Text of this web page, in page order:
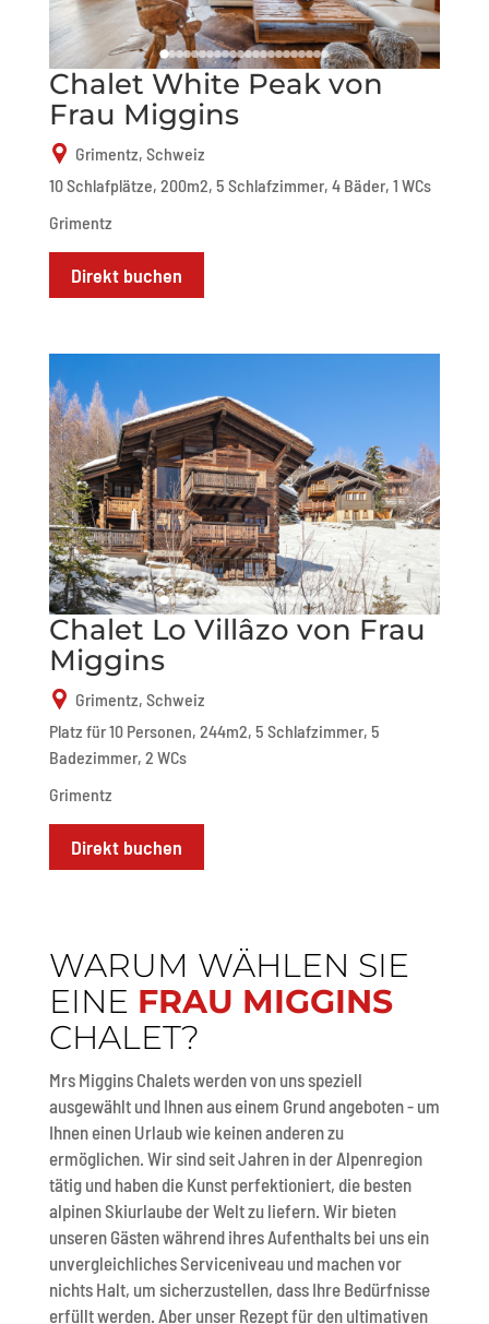
Chalet White Peak von
Frau Miggins
Grimentz, Schweiz
10 Schlafplätze, 200m2, 5 Schlafzimmer, 4 Bäder, 1 WCs
Grimentz
Direkt buchen
Chalet Lo Villâzo von Frau
Miggins
Grimentz, Schweiz
Platz für 10 Personen, 244m2, 5 Schlafzimmer, 5
Badezimmer, 2 WCs
Grimentz
Direkt buchen
WARUM WÄHLEN SIE
EINE FRAU MIGGINS
CHALET?
Mrs Miggins Chalets werden von uns speziell
ausgewählt und Ihnen aus einem Grund angeboten - um
Ihnen einen Urlaub wie keinen anderen zu
ermöglichen. Wir sind seit Jahren in der Alpenregion
tätig und haben die Kunst perfektioniert, die besten
alpinen Skiurlaube der Welt zu liefern. Wir bieten
unseren Gästen während ihres Aufenthalts bei uns ein
unvergleichliches Serviceniveau und machen vor
nichts Halt, um sicherzustellen, dass Ihre Bedürfnisse
erfüllt werden. Aber unser Rezept für den ultimativen